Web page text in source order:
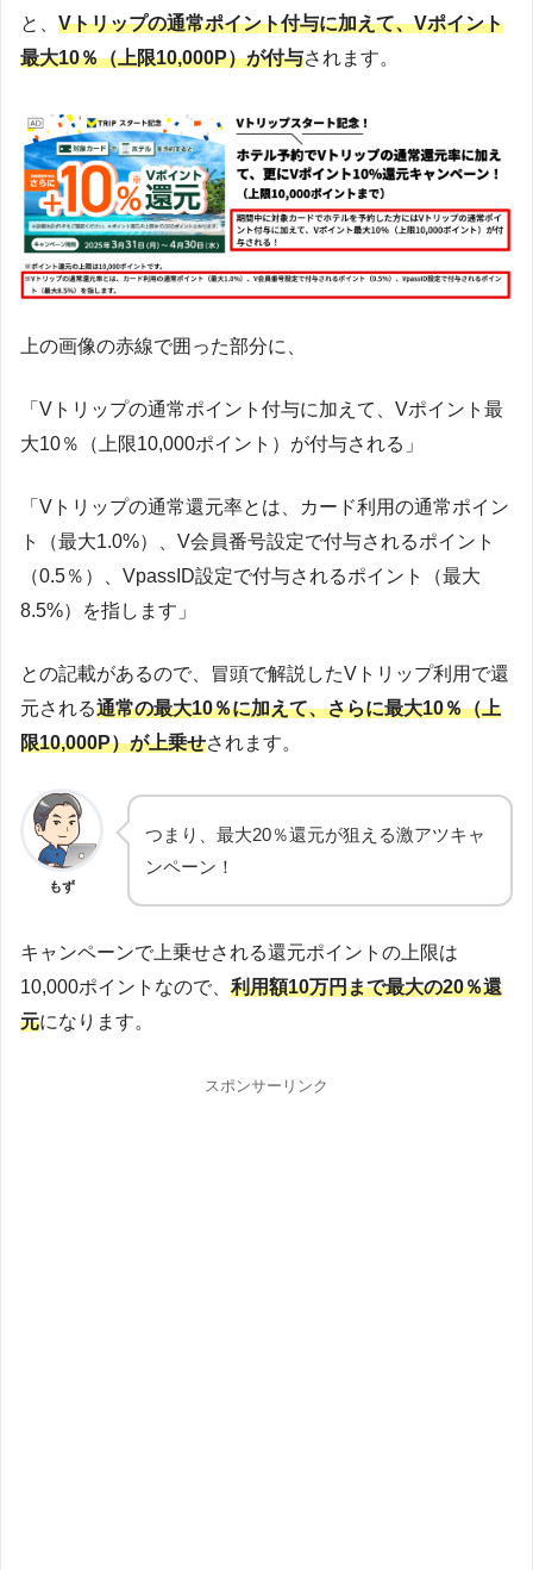
と、 Vトリップの通常ポイント付与に加えて、Vポイント
最大10％（上限10,000P）が付与されます。
上の画像の赤線で囲った部分に、
「Vトリップの通常ポイント付与に加えて、Vポイント最
大10％（上限10,000ポイント）が付与される」
「Vトリップの通常還元率とは、カード利用の通常ポイン
ト（最大1.0%）、V会員番号設定で付与されるポイント
（0.5％）、VpassID設定で付与されるポイント（最大
8.5%）を指します」
との記載があるので、冒頭で解説したVトリップ利用で還
元される通常の最大10％に加えて、さらに最大10％（上
限10,000P）が上乗せされます。
もず
つまり、最大20％還元が狙える激アツキャ
ンペーン！
キャンペーンで上乗せされる還元ポイントの上限は
10,000ポイントなので、 利用額10万円まで最大の20％還
元になります。
スポンサーリンク